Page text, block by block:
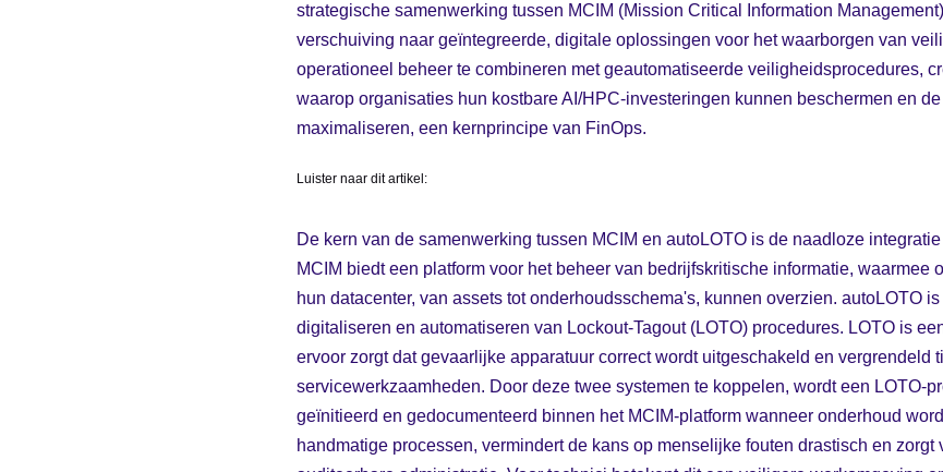
strategische samenwerking tussen MCIM (Mission Critical Information
verschuiving naar geïntegreerde, digitale oplossingen voor het waarborgen van
operationeel beheer te combineren met geautomatiseerde veiligheidsprocedures,
waarop organisaties hun kostbare AI/HPC-investeringen kunnen beschermen en
maximaliseren, een kernprincipe van FinOps.
Luister naar dit artikel:
De kern van de samenwerking tussen MCIM en autoLOTO is de naadloze
MCIM biedt een platform voor het beheer van bedrijfskritische informatie, waarmee
hun datacenter, van assets tot onderhoudsschema's, kunnen overzien. autoLOTO
digitaliseren en automatiseren van Lockout-Tagout (LOTO) procedures. LOTO is
ervoor zorgt dat gevaarlijke apparatuur correct wordt uitgeschakeld en vergrendeld
servicewerkzaamheden. Door deze twee systemen te koppelen, wordt een LOTO-
geïnitieerd en gedocumenteerd binnen het MCIM-platform wanneer onderhoud
handmatige processen, vermindert de kans op menselijke fouten drastisch en zorgt